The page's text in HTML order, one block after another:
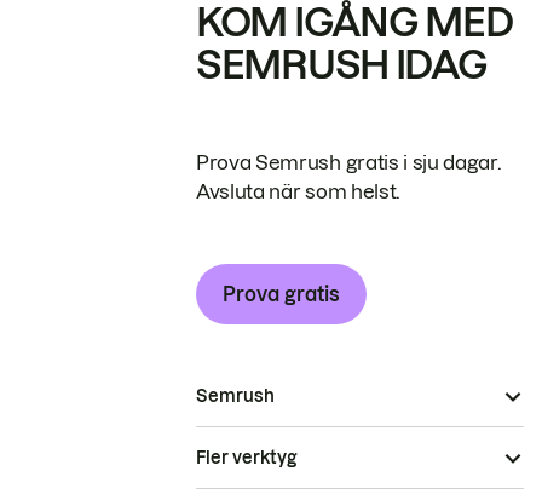
KOM IGÅNG MED
SEMRUSH IDAG
Prova Semrush gratis i sju dagar.
Avsluta när som helst.
Prova gratis
Semrush
Fler verktyg